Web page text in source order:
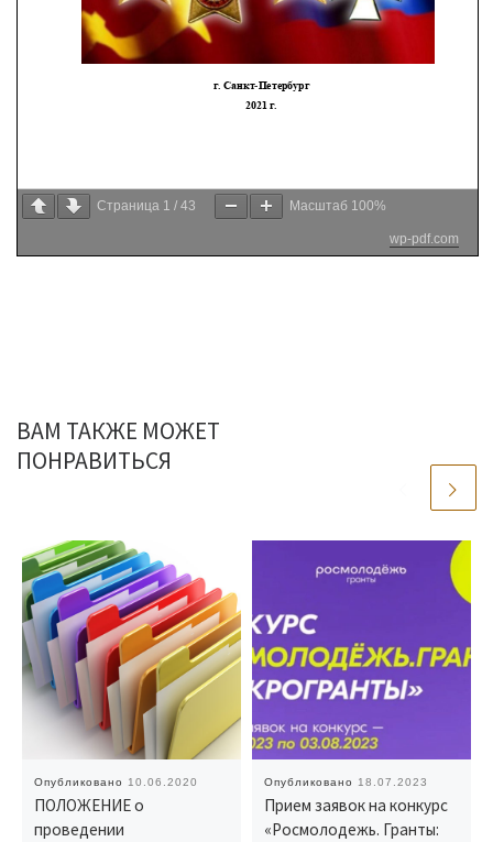
Страница 1 / 43 Масштаб 100%
wp-pdf.com
ВАМ ТАКЖЕ МОЖЕТ
ПОНРАВИТЬСЯ
Опубликовано 10.06.2020
ПОЛОЖЕНИЕ о
проведении
Опубликовано 18.07.2023
Прием заявок на конкурс
«Росмолодежь. Гранты: